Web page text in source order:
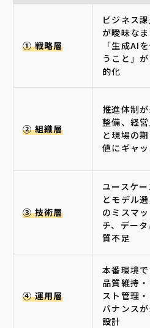
① 戦略層
ビジネス
が曖昧な
「生成AI
うこと」が
的化
② 組織層
推進体制
整備、経
と現場の
値にギャ
③ 技術層
ユースケー
とモデル
のミスマッ
チ、デー
質不足
④ 運用層
本番環境
品質維持・
スト管理
バナンス
設計